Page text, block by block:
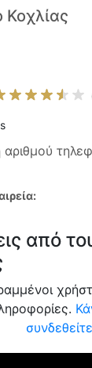
Κοχλίας
αριθμού
από